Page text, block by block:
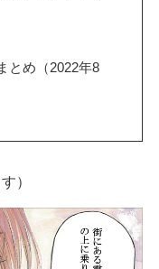
とめ（2022年8
）